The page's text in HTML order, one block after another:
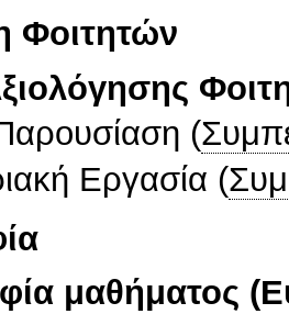
Φοιτητών
(
Εργασία (
μαθήματος